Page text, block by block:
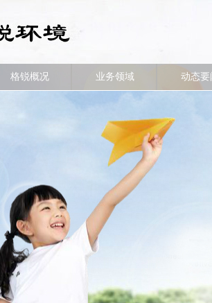
格锐概况 业务领域 动态要